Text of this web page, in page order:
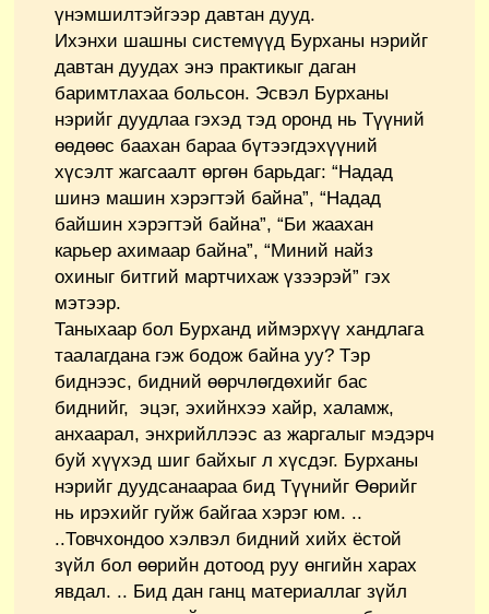
үнэмшилтэйгээр давтан дууд.
Ихэнхи шашны системүүд Бурханы нэрийг
давтан дуудах энэ практикыг даган
баримтлахаа больсон. Эсвэл Бурханы
нэрийг дуудлаа гэхэд тэд оронд нь Түүний
өөдөөс баахан бараа бүтээгдэхүүний
хүсэлт жагсаалт өргөн барьдаг: “Надад
шинэ машин хэрэгтэй байна”, “Надад
байшин хэрэгтэй байна”, “Би жаахан
карьер ахимаар байна”, “Миний найз
охиныг битгий мартчихаж үзээрэй” гэх
мэтээр.
Таныхаар бол Бурханд иймэрхүү хандлага
таалагдана гэж бодож байна уу? Тэр
биднээс, бидний өөрчлөгдөхийг бас
биднийг, эцэг, эхийнхээ хайр, халамж,
анхаарал, энхрийллээс аз жаргалыг мэдэрч
буй хүүхэд шиг байхыг л хүсдэг. Бурханы
нэрийг дуудсанаараа бид Түүнийг Өөрийг
нь ирэхийг гуйж байгаа хэрэг юм. ..
..Товчхондоо хэлвэл бидний хийх ёстой
зүйл бол өөрийн дотоод руу өнгийн харах
явдал. .. Бид дан ганц материаллаг зүйл